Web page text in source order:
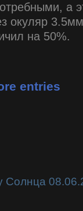
а
окуляр
на 50%.
entries
Солнца